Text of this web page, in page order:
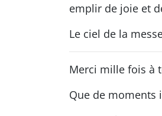
emplir de joie et
Le ciel de la
Merci mille fois à
Que de moments